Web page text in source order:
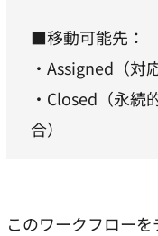
■移動可能先：
・Assigned（対
・Closed（永続
合）
このワークフロー